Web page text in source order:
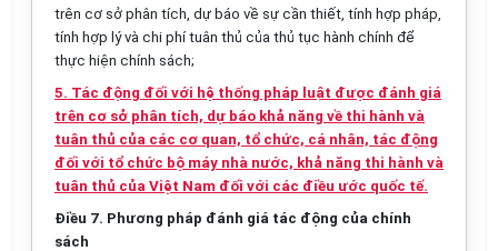
trên cơ sở phân tích, dự báo về sự cần thiết, tính hợp pháp,
tính hợp lý và chi phí tuân thủ của thủ tục hành chính để
thực hiện chính sách;
5. Tác động đối với hệ thống pháp luật được đánh giá
trên cơ sở phân tích, dự báo khả năng về thi hành và
tuân thủ của các cơ quan, tổ chức, cá nhân, tác động
đối với tổ chức bộ máy nhà nước, khả năng thi hành và
tuân thủ của Việt Nam đối với các điều ước quốc tế.
Điều 7. Phương pháp đánh giá tác động của chính
sách